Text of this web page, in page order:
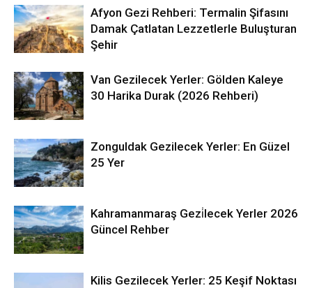
Afyon Gezi Rehberi: Termalin Şifasını
Damak Çatlatan Lezzetlerle Buluşturan
Şehir
Van Gezilecek Yerler: Gölden Kaleye
30 Harika Durak (2026 Rehberi)
Zonguldak Gezilecek Yerler: En Güzel
25 Yer
Kahramanmaraş Gezi̇lecek Yerler 2026
Güncel Rehber
Kilis Gezilecek Yerler: 25 Keşif Noktası